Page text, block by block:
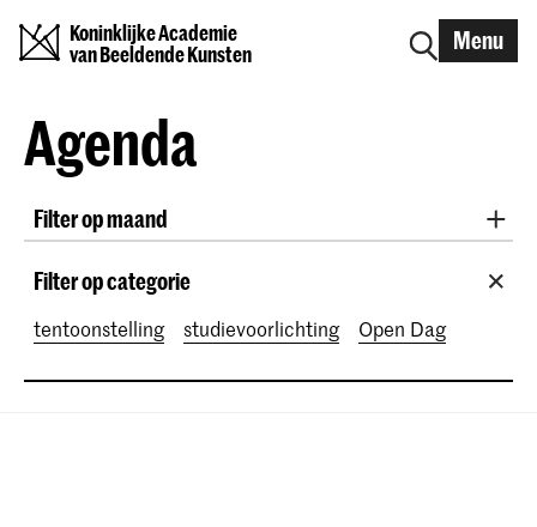
Koninklijke Academie
van Beeldende Kunsten
Menu
Agenda
Filter op maand
October 2026
November 2026
December 2026
January 2027
February 2027
March 2027
April 2027 May 2027
June 2027
Filter op categorie
tentoonstelling studievoorlichting Open Dag